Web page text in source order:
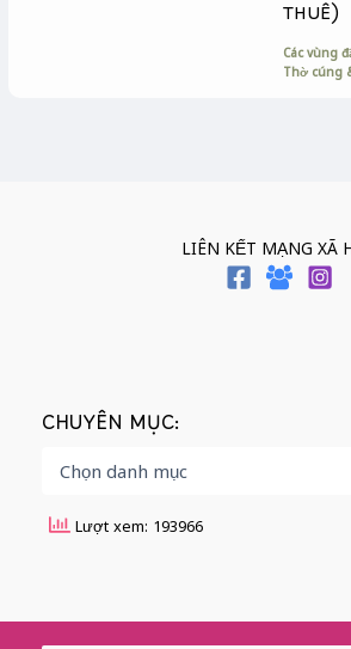
THUÊ)
Các vùng
Thờ cúng
LIÊN KẾT MẠNG XÃ
CHUYÊN MỤC:
Lượt xem: 193966